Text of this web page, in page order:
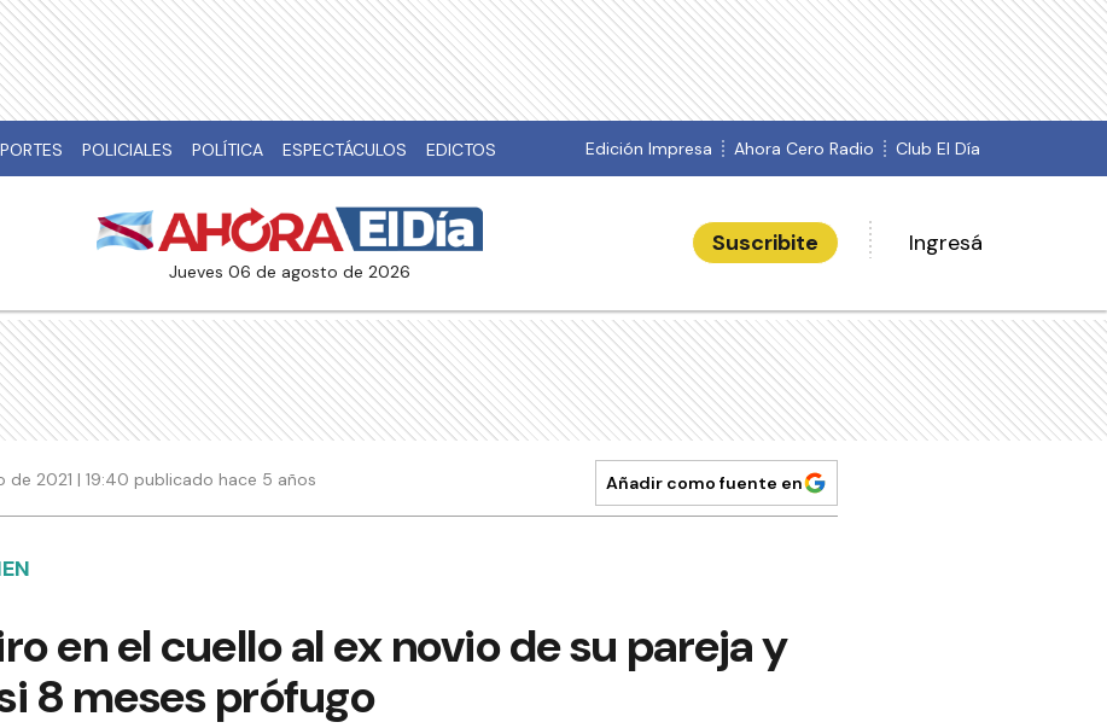
POLICIALES POLÍTICA ESPECTÁCULOS EDICTOS Edición Impresa Ahora Cero Radio Club El Día
jueves 06 de agosto de 2026
Suscribite Ingresá
de 2021 | 19:40 publicado hace 5 años Añadir como fuente en
en el cuello al ex novio de su pareja y
8 meses prófugo